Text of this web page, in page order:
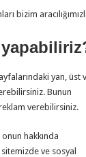
bizim
yan, üst
Bunun
reklam verebilirsiniz.
hakkında
sitemizde ve sosyal